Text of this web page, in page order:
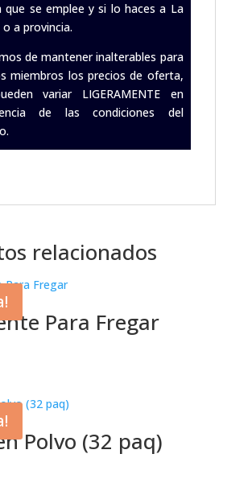
que se emplee y si lo haces a La
o a provincia.
de mantener inalterables para
miembros los precios de oferta,
variar LIGERAMENTE en
de las condiciones del
relacionados
Para Fregar
Polvo (32 paq)